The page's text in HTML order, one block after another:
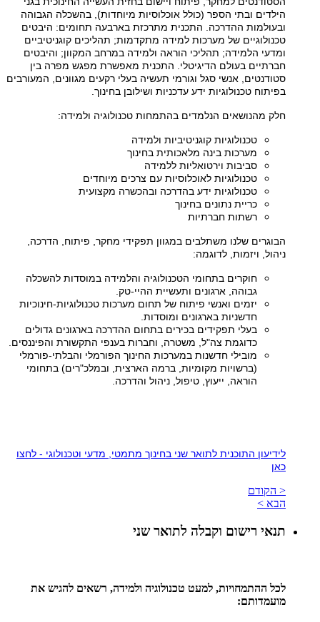
הילדים ובתי הספר (כולל אוכלוסיות מיוחדות), בהשכלה הגבוהה
ובעולמות ההדרכה. התכנית מתרכזת בארבעה תחומים: היבטים
טכנולוגיים של מערכות למידה מתקדמות; תהליכים קוגניטיביים
ומדעי הלמידה; תהליכי הוראה ולמידה במרחב המקוון; והיבטים
חברתיים בעולם הדיגיטלי. התכנית מאפשרת מפגש מפרה בין
סטודנטים, אנשי סגל וגורמי תעשיה בעלי רקעים מגוונים, המעורבים
בפיתוח טכנולוגיות ידע עדכניות ושילובן בחינוך.
חלק מהנושאים הנלמדים בהתמחות טכנולוגיה ולמידה:
טכנולוגיות קוגניטיביות ולמידה
מערכות בינה מלאכותית בחינוך
סביבות וירטואליות ללמידה
טכנולוגיות לאוכלוסיות עם צרכים מיוחדים
טכנולוגיות ידע בהדרכה ובהכשרה מקצועית
כריית נתונים בחינוך
רשתות חברתיות
הבוגרים שלנו משתלבים במגוון תפקידי מחקר, פיתוח, הדרכה,
ניהול, ויזמות, לדוגמה:
חוקרים בתחומי הטכנולוגיה והלמידה במוסדות להשכלה
גבוהה, ארגונים ותעשיית ההיי-טק.
יזמים ואנשי פיתוח של תחום מערכות טכנולוגיות-חינוכיות
חדשניות בארגונים ומוסדות.
בעלי תפקידים בכירים בתחום ההדרכה בארגונים גדולים
כדוגמת צה"ל, משטרה, וחברות בענפי התקשורת והפיננסים.
מובילי חדשנות במערכות החינוך הפורמלי והבלתי-פורמלי
(ברשויות מקומיות, ברמה הארצית, ובמלכ"רים) בתחומי
הוראה, ייעוץ, טיפול, ניהול והדרכה.
לידיעון התוכנית לתואר שני בחינוך מתמטי, מדעי וטכנולוגי - לחצו
כאן
< הקודם
הבא >
תנאי רישום וקבלה לתואר שני
לכל ההתמחויות, למעט טכנולוגיה ולמידה, רשאים להגיש את
מועמדותם: